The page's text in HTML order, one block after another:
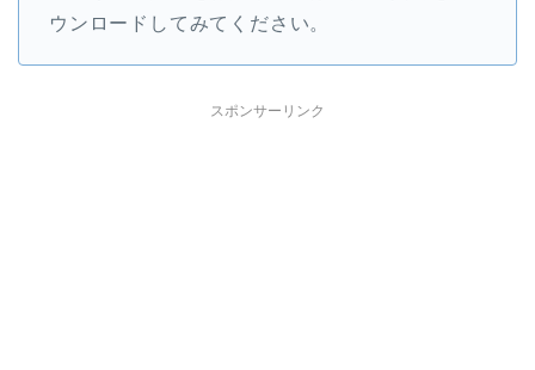
ウンロードしてみてください。
スポンサーリンク